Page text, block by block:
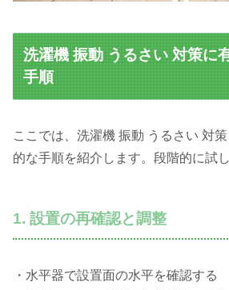
洗濯機 振動 うるさい 対策に
手順
ここでは、洗濯機 振動 うるさい 対
的な手順を紹介します。段階的に試
1. 設置の再確認と調整
・水平器で設置面の水平を確認する